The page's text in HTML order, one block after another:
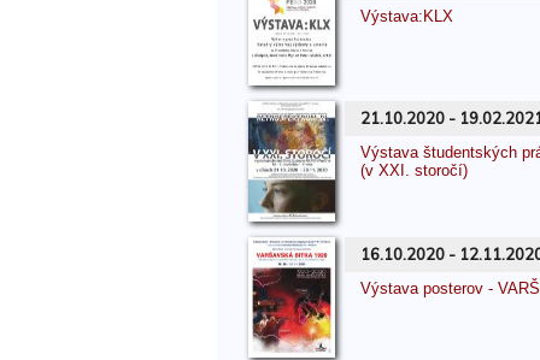
Výstava:KLX
21.10.2020 -
Výstava študentských
(v XXI. storočí)
16.10.2020 -
Výstava posterov -